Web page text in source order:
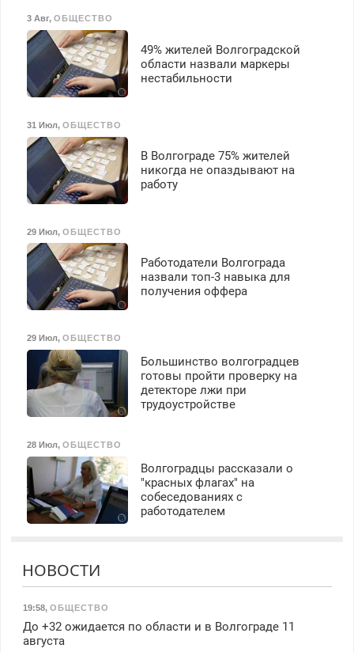
3 Авг, ОБЩЕСТВО
49% жителей Волгоградской
области назвали маркеры
нестабильности
31 Июл, ОБЩЕСТВО
В Волгограде 75% жителей
никогда не опаздывают на
работу
29 Июл, ОБЩЕСТВО
Работодатели Волгограда
назвали топ-3 навыка для
получения оффера
29 Июл, ОБЩЕСТВО
Большинство волгоградцев
готовы пройти проверку на
детекторе лжи при
трудоустройстве
28 Июл, ОБЩЕСТВО
Волгоградцы рассказали о
"красных флагах" на
собеседованиях с
работодателем
НОВОСТИ
19:58, ОБЩЕСТВО
До +32 ожидается по области и в Волгограде 11
августа